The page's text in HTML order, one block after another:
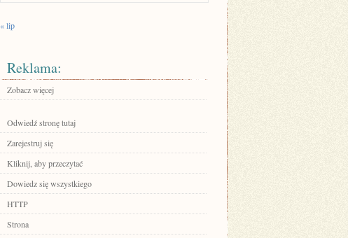
« lip
Reklama:
Zobacz więcej
Odwiedź stronę tutaj
Zarejestruj się
Kliknij, aby przeczytać
Dowiedz się wszystkiego
HTTP
Strona